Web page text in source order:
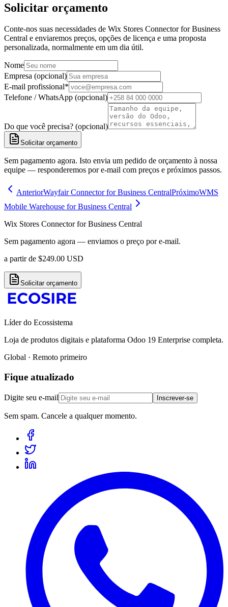
Solicitar orçamento
Conte-nos suas necessidades de Wix Stores Connector for Business
Central e enviaremos preços, opções de licença e uma proposta
personalizada, normalmente em um dia útil.
Nome
Empresa (opcional)
E-mail profissional*
Telefone / WhatsApp (opcional)
Do que você precisa? (opcional)
Solicitar orçamento
Sem pagamento agora. Isto envia um pedido de orçamento à nossa
equipe — responderemos por e-mail com preços e próximos passos.
AnteriorWayfair Connector for Business CentralPróximoWMS
Mobile Warehouse for Business Central
Wix Stores Connector for Business Central
Sem pagamento agora — enviamos o preço por e-mail.
a partir de $249.00 USD
Solicitar orçamento
Líder do Ecossistema
Loja de produtos digitais e plataforma Odoo 19 Enterprise completa.
Global · Remoto primeiro
Fique atualizado
Digite seu e-mail Inscrever-se
Sem spam. Cancele a qualquer momento.